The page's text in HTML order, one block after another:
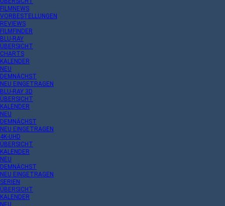
FILMNEWS
VORBESTELLUNGEN
REVIEWS
FILMFINDER
BLU-RAY
ÜBERSICHT
CHARTS
KALENDER
NEU
DEMNÄCHST
NEU EINGETRAGEN
BLU-RAY 3D
ÜBERSICHT
KALENDER
NEU
DEMNÄCHST
NEU EINGETRAGEN
4K-UHD
ÜBERSICHT
KALENDER
NEU
DEMNÄCHST
NEU EINGETRAGEN
SERIEN
ÜBERSICHT
KALENDER
NEU